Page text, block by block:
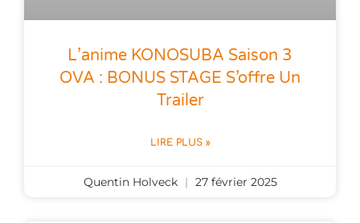
L’anime KONOSUBA Saison 3
OVA : BONUS STAGE S’offre Un
Trailer
LIRE PLUS »
Quentin Holveck 27 février 2025